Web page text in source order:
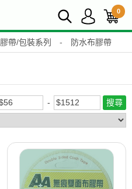
0
膠帶/包裝系列 - 防水布膠帶